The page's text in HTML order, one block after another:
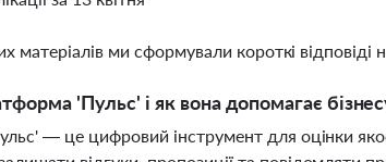
матеріалів ми сформували короткі відповіді
'Пульс' і як вона допомагає
— це цифровий інструмент для оцінки